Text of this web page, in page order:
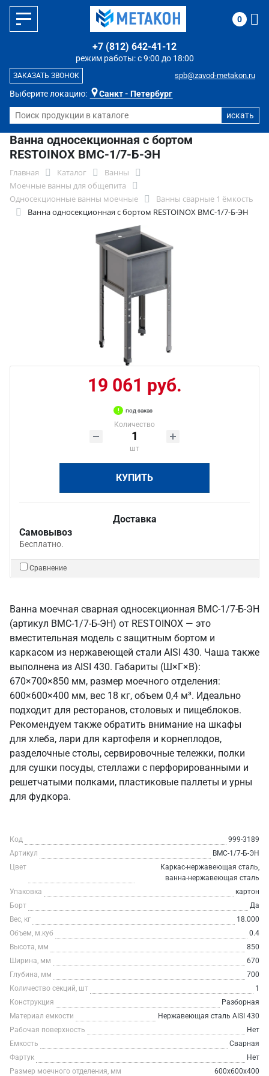
Выберите локацию: Санкт - Петербург
режим работы: с 9:00 до 18:00
+7 (812) 642-41-12
spb@zavod-metakon.ru
ЗАКАЗАТЬ ЗВОНОК
0
Ванна односекционная с бортом
RESTOINOX ВМС-1/7-Б-ЭН
Главная Каталог
Ванны
Моечные ванны для общепита
Односекционные ванны моечные
Ванны сварные 1 ёмкость
Ванна односекционная с бортом RESTOINOX ВМС-1/7-Б-ЭН
19 061 руб.
под заказ
Количество
шт
КУПИТЬ
Доставка
Самовывоз
Бесплатно.
Сравнение
Ванна моечная сварная односекционная ВМС-1/7-Б-ЭН
(артикул ВМС-1/7-Б-ЭН) от RESTOINOX — это
вместительная модель с защитным бортом и
каркасом из нержавеющей стали AISI 430. Чаша также
выполнена из AISI 430. Габариты (Ш×Г×В):
670×700×850 мм, размер моечного отделения:
600×600×400 мм, вес 18 кг, объем 0,4 м³. Идеально
подходит для ресторанов, столовых и пищеблоков.
Рекомендуем также обратить внимание на шкафы
для хлеба, лари для картофеля и корнеплодов,
разделочные столы, сервировочные тележки, полки
для сушки посуды, стеллажи с перфорированными и
решетчатыми полками, пластиковые паллеты и урны
для фудкора.
Код
999-3189
Артикул
ВМС-1/7-Б-ЭН
Цвет
Каркас-нержавеющая сталь,
ванна-нержавеющая сталь
Упаковка
картон
Борт
Да
Вес, кг
18.000
Объем, м.куб
0.4
Высота, мм
850
Ширина, мм
670
Глубина, мм
700
Количество секций, шт
1
Конструкция
Разборная
Материал емкости
Нержавеющая сталь AISI 430
Рабочая поверхность
Нет
Емкость
Сварная
Фартук
Нет
Размер моечного отделения, мм
600x600x400